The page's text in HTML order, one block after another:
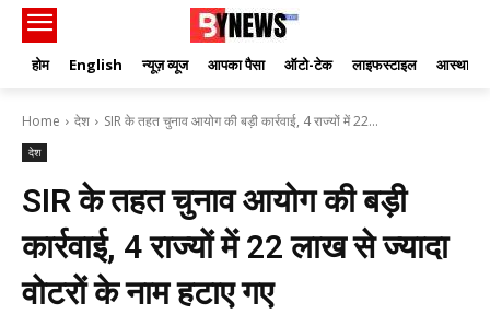
होम English न्यूज़ व्यूज आपका पैसा ऑटो-टेक लाइफस्टाइल आस्था
Home देश SIR के तहत चुनाव आयोग की बड़ी कार्रवाई, 4 राज्यों में 22...
देश
SIR के तहत चुनाव आयोग की बड़ी
कार्रवाई, 4 राज्यों में 22 लाख से ज्यादा
वोटरों के नाम हटाए गए